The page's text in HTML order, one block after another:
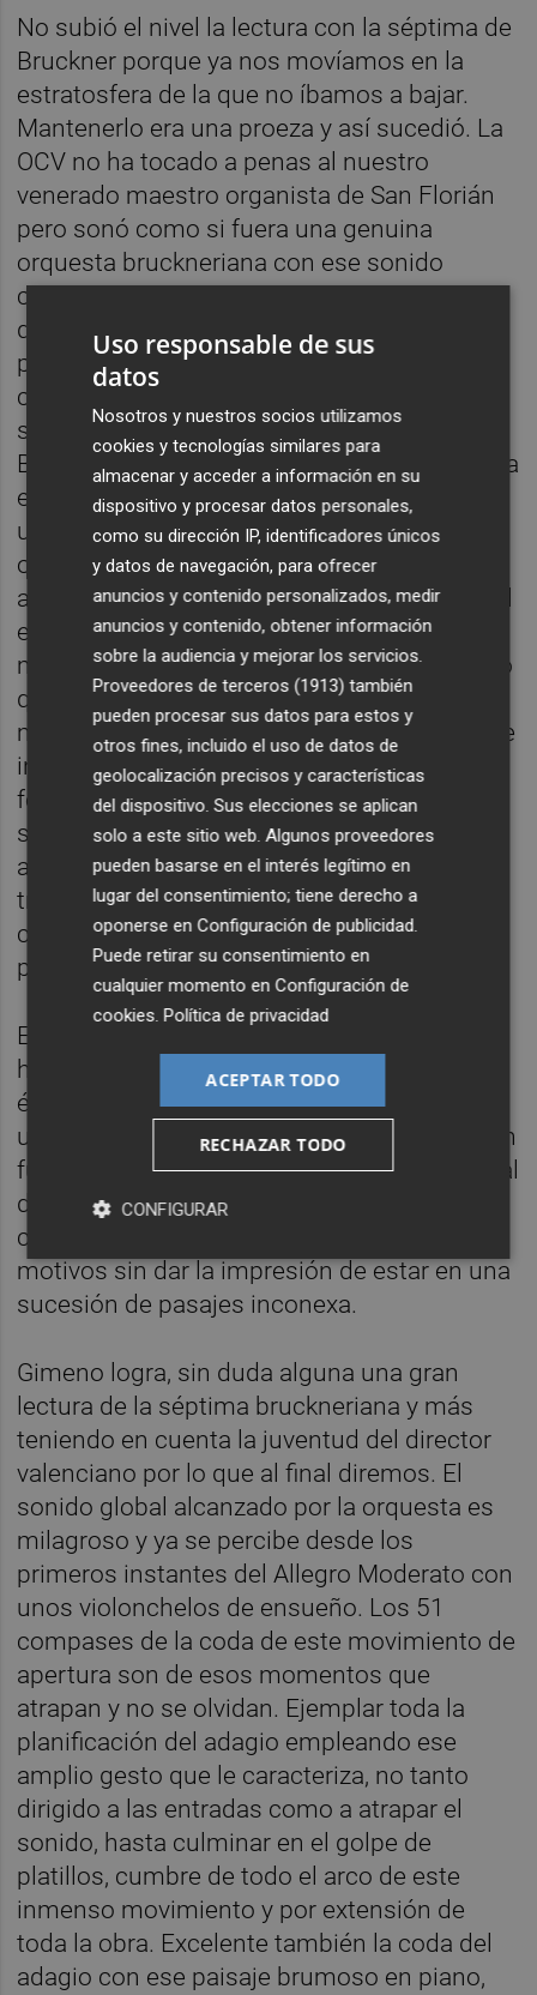
No subió el nivel la lectura con la séptima de
Bruckner porque ya nos movíamos en la
estratosfera de la que no íbamos a bajar.
Mantenerlo era una proeza y así sucedió. La
OCV no ha tocado a penas al nuestro
venerado maestro organista de San Florián
pero sonó como si fuera una genuina
orquesta bruckneriana con ese sonido
característico y esa fisicidad de la cuerda
que posiblemente sólo la OCV sea capaz de
producir en nuestro país. Pocos
compositores tratan la orquesta como un
solo instrumento y uno de estos es
Bruckner: alcanzar “el sonido” requiere de una
escucha mutua entre todos los músicos y
una especie de “meterse unos dentro de
otros”. Si esto no sucede no es posible
asistir a una gran interpretación y alcanzar el
estado emocional que buscan estos
milagrosos y extensos compases. No quiero
que se me tome como unaboutadepero la
música de Bruckner se transmite, es decir se
interpreta, y se percibe, se escucha de una
forma distinta que el resto del repertorio
sinfónico. El milagro se obró, lo que hay que
atribuir al trabajo de Gustavo Gimeno para
transmitir, a lo largo de los ensayos, el
camino a seguir por la centuria de músicos
para conseguir tan complejo objetivo.
En mi opinión muchos son los detalles que
hay que tener en cuenta para cincelar con
éxito cualquier obra de las dimensiones de
una sinfonía de
Anton Brucker
, pero dos son
fundamentales: el mencionado sonido global
de unas determinadas características y la
capacidad para enlazar los diferentes
motivos sin dar la impresión de estar en una
sucesión de pasajes inconexa.
Gimeno logra, sin duda alguna una gran
lectura de la séptima bruckneriana y más
teniendo en cuenta la juventud del director
valenciano por lo que al final diremos. El
sonido global alcanzado por la orquesta es
milagroso y ya se percibe desde los
primeros instantes del Allegro Moderato con
unos violonchelos de ensueño. Los 51
compases de la coda de este movimiento de
apertura son de esos momentos que
atrapan y no se olvidan. Ejemplar toda la
planificación del adagio empleando ese
amplio gesto que le caracteriza, no tanto
dirigido a las entradas como a atrapar el
sonido, hasta culminar en el golpe de
platillos, cumbre de todo el arco de este
inmenso movimiento y por extensión de
toda la obra. Excelente también la coda del
adagio con ese paisaje brumoso en piano,
Uso responsable de sus
datos
Nosotros y nuestros socios utilizamos
cookies y tecnologías similares para
almacenar y acceder a información en su
dispositivo y procesar datos personales,
como su dirección IP, identificadores únicos
y datos de navegación, para ofrecer
anuncios y contenido personalizados, medir
anuncios y contenido, obtener información
sobre la audiencia y mejorar los servicios.
Proveedores de terceros (1913) también
pueden procesar sus datos para estos y
otros fines, incluido el uso de datos de
geolocalización precisos y características
del dispositivo. Sus elecciones se aplican
solo a este sitio web. Algunos proveedores
pueden basarse en el interés legítimo en
lugar del consentimiento; tiene derecho a
oponerse enConfiguración de publicidad.
Puede retirar su consentimiento en
cualquier momento enConfiguración de
cookies.Política de privacidad
ACEPTAR TODO
RECHAZAR TODO
CONFIGURAR